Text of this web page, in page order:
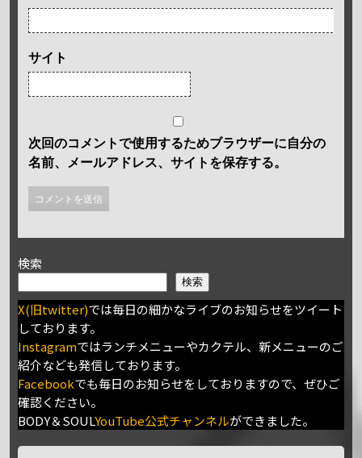
サイト
次回のコメントで使用するためブラウザーに自分の
名前、メールアドレス、サイトを保存する。
検索
検索
X(旧twitter)では毎日の細かなライブのお知らせをツイート
しております。
Instagramではランチメニューやカクテル、新メニューのご
紹介なども発信しております。
Facebookでも毎日のお知らせをしておりますので、ぜひご
確認ください。
BODY＆SOULYouTube公式チャンネルができました。